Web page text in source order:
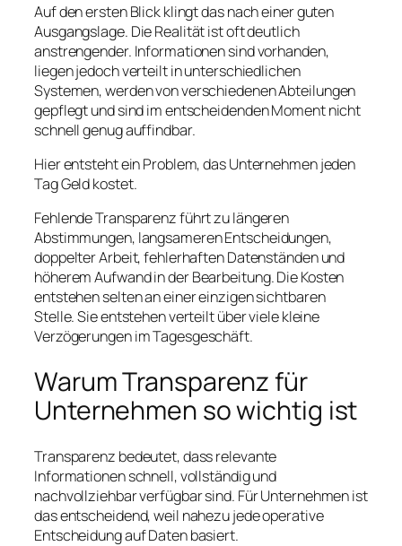
Auf den ersten Blick klingt das nach einer guten
Ausgangslage. Die Realität ist oft deutlich
anstrengender. Informationen sind vorhanden,
liegen jedoch verteilt in unterschiedlichen
Systemen, werden von verschiedenen Abteilungen
gepflegt und sind im entscheidenden Moment nicht
schnell genug auffindbar.
Hier entsteht ein Problem, das Unternehmen jeden
Tag Geld kostet.
Fehlende Transparenz führt zu längeren
Abstimmungen, langsameren Entscheidungen,
doppelter Arbeit, fehlerhaften Datenständen und
höherem Aufwand in der Bearbeitung. Die Kosten
entstehen selten an einer einzigen sichtbaren
Stelle. Sie entstehen verteilt über viele kleine
Verzögerungen im Tagesgeschäft.
Warum Transparenz für
Unternehmen so wichtig ist
Transparenz bedeutet, dass relevante
Informationen schnell, vollständig und
nachvollziehbar verfügbar sind. Für Unternehmen ist
das entscheidend, weil nahezu jede operative
Entscheidung auf Daten basiert.